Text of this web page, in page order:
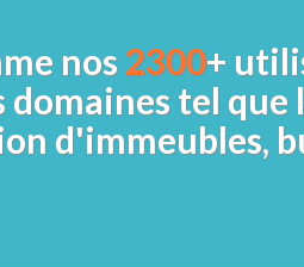
nos2300+
tel que
d'immeubles,